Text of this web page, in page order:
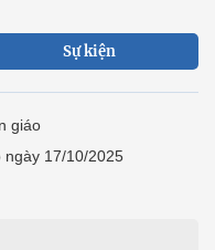
Sự kiện
giáo
ngày 17/10/2025